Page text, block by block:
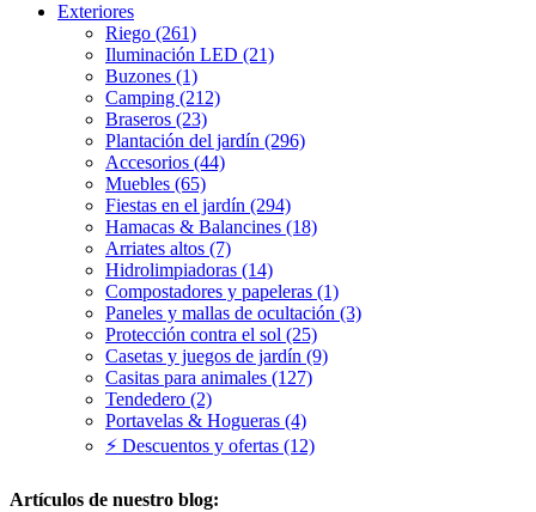
Exteriores
Riego (261)
Iluminación LED (21)
Buzones (1)
Camping (212)
Braseros (23)
Plantación del jardín (296)
Accesorios (44)
Muebles (65)
Fiestas en el jardín (294)
Hamacas & Balancines (18)
Arriates altos (7)
Hidrolimpiadoras (14)
Compostadores y papeleras (1)
Paneles y mallas de ocultación (3)
Protección contra el sol (25)
Casetas y juegos de jardín (9)
Casitas para animales (127)
Tendedero (2)
Portavelas & Hogueras (4)
⚡ Descuentos y ofertas (12)
Artículos de nuestro blog: